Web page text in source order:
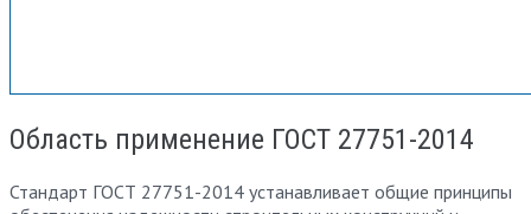
Область применение ГОСТ 27751-2014
Стандарт ГОСТ 27751-2014 устанавливает общие принципы